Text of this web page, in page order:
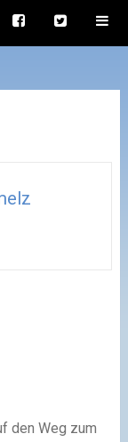
den Weg zum